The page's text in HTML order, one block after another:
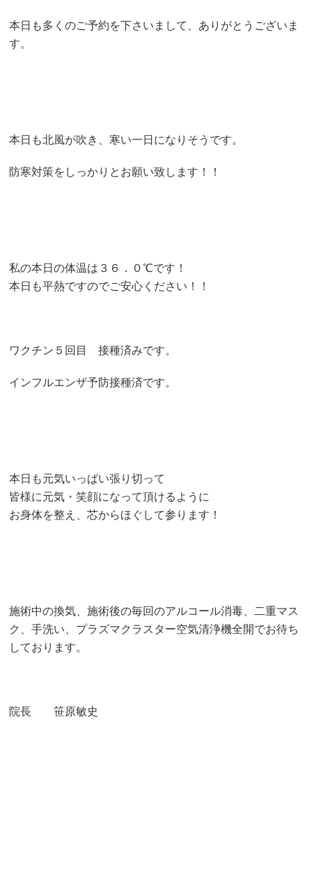
本日も多くのご予約を下さいまして、ありがとうございま
す。
本日も北風が吹き、寒い一日になりそうです。
防寒対策をしっかりとお願い致します！！
私の本日の体温は３６．０℃です！
本日も平熱ですのでご安心ください！！
ワクチン５回目 接種済みです。
インフルエンザ予防接種済です。
本日も元気いっぱい張り切って
皆様に元気・笑顔になって頂けるように
お身体を整え、芯からほぐして参ります！
施術中の換気、施術後の毎回のアルコール消毒、二重マス
ク、手洗い、プラズマクラスター空気清浄機全開でお待ち
しております。
院長 笹原敏史